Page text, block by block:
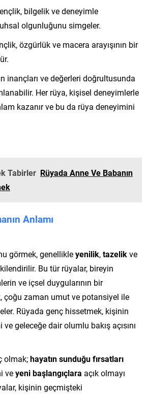
bilgelik ve deneyimle
olgunluğunu simgeler.
özgürlük ve macera arayışının bir
inançları ve değerleri doğrultusunda
Her rüya, kişisel deneyimlerle
kazanır ve bu da rüya deneyimini
Tabirler Rüyada Anne Ve Babanın
Anlamı
görmek, genellikleyenilik,tazelikve
Bu tür rüyalar, bireyin
ve içsel duygularının bir
çoğu zaman umut ve potansiyel ile
Rüyada genç hissetmek, kişinin
geleceğe dair olumlu bakış açısını
olmak;hayatın sunduğu fırsatları
veyeni başlangıçlara açık olmayı
kişinin geçmişteki